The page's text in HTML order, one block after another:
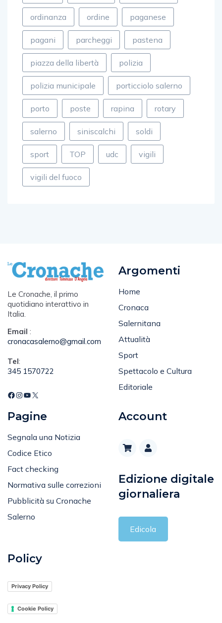
ordinanza ordine paganese
pagani parcheggi pastena
piazza della libertà polizia
polizia municipale porticciolo salerno
porto poste rapina rotary
salerno siniscalchi soldi
sport TOP udc vigili
vigili del fuoco
Le Cronache, il primo
quotidiano interattivo in
Italia.
Email :
cronacasalerno@gmail.com
Tel:
345 1570722
Argomenti
Home
Cronaca
Salernitana
Attualità
Sport
Spettacolo e Cultura
Editoriale
Pagine
Segnala una Notizia
Codice Etico
Fact checking
Normativa sulle correzioni
Pubblicità su Cronache
Salerno
Account
Edizione digitale
giornaliera
Edicola
Policy
Privacy Policy
Cookie Policy